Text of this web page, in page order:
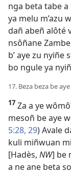
nga beta tabe
ya melu m’azu
dañ abeñ alôté
nsôñane
b’ aye zu nyiñe
bo ngule ya
17. Beza beza be
17 Za a ye
mesoñ be aye
5:28, 29) Avale
kuli miñwuan
[Hadès, NW] be
a ne ane beta